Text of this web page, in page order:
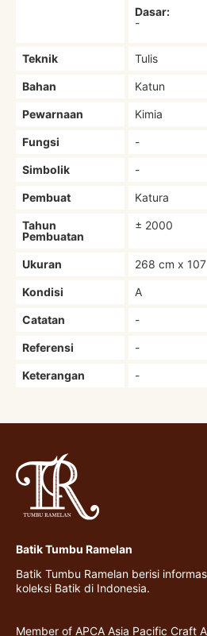
Dasar:
-
Teknik Tulis
Bahan Katun
Pewarnaan Kimia
Fungsi -
Simbolik -
Pembuat Katura
Tahun
Pembuatan
± 2000
Ukuran 268 cm x
Kondisi A
Catatan -
Referensi -
Keterangan -
Batik Tumbu Ramelan
Batik Tumbu Ramelan berisi
koleksi Batik di Indonesia.
Member of APCA Asia Pacific Craft